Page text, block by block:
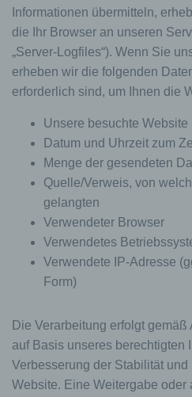
Informationen übermitteln,
die Ihr Browser an unseren
„Server-Logfiles“). Wenn Sie
erheben wir die folgenden
erforderlich sind, um Ihnen die
Unsere besuchte Website
Datum und Uhrzeit zum
Menge der gesendeten
Quelle/Verweis, von
gelangten
Verwendeter Browser
Verwendetes
Verwendete IP-Adresse
Form)
Die Verarbeitung erfolgt gemäß
auf Basis unseres berechtigten
Verbesserung der Stabilität
Website. Eine Weitergabe